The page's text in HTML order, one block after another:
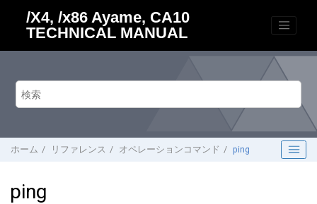
/X4, /x86 Ayame, CA10
TECHNICAL MANUAL
ホーム リファレンス オペレーションコマンド ping
ping